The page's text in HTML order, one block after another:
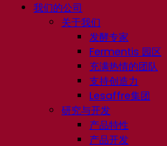
我们的公司
关于我们
发酵专家
Fermentis 园区
充满热情的团队
支持创造力
Lesaffre集团
研究与开发
产品特性
产品开发